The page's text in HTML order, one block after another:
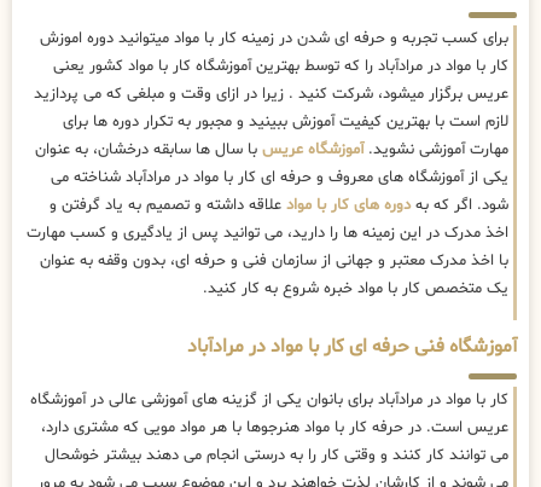
برای کسب تجربه و حرفه ای شدن در زمینه کار با مواد میتوانید دوره اموزش
کار با مواد در مرادآباد را که توسط بهترینآموزشگاه کار با مواد کشور یعنی
عریس برگزار میشود، شرکت کنید . زیرا در ازای وقت و مبلغی که می پردازید
لازم است با بهترین کیفیت آموزش ببینید و مجبور به تکرار دوره ها برای
مهارت آموزشی نشوید.آموزشگاه عریس با سال ها سابقه درخشان، به عنوان
یکی از آموزشگاه های معروف و حرفه ای کار با مواد در مرادآباد شناخته می
شود. اگر که بهدوره های کار با مواد علاقه داشته و تصمیم به یاد گرفتن و
اخذ مدرک در این زمینه ها را دارید، می توانید پس از یادگیری و کسب مهارت
با اخذ مدرک معتبر و جهانی از سازمان فنی و حرفه ای، بدون وقفه به عنوان
یک متخصص کار با مواد خبره شروع به کار کنید.
آموزشگاه فنی حرفه ای کار با مواد در مرادآباد
کار با مواد در مرادآباد برای بانوان یکی از گزینه های آموزشی عالی در آموزشگاه
عریس است. در حرفه کار با مواد هنرجوها با هر مواد مویی که مشتری دارد،
می توانند کار کنند و وقتی کار را به درستی انجام می دهند بیشتر خوشحال